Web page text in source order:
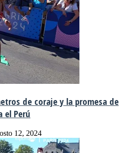
de coraje y la promesa de
el Perú
12, 2024